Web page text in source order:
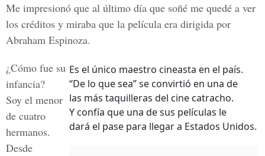
Me impresionó que al último día que soñé me quedé a ver
los créditos y miraba que la película era dirigida por
Abraham Espinoza.
Es el único maestro cineasta en el país.
“De lo que sea” se convirtió en una de
las más taquilleras del cine catracho.
Y confía que una de sus películas le
dará el pase para llegar a Estados Unidos.
¿Cómo fue su
infancia?
Soy el menor
de cuatro
hermanos.
Desde